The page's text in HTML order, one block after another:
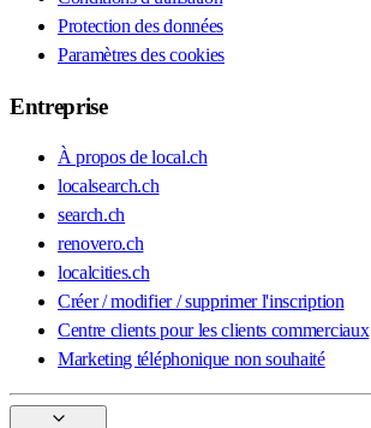
Protection des données
Paramètres des cookies
Entreprise
À propos de local.ch
localsearch.ch
search.ch
renovero.ch
localcities.ch
Créer / modifier / supprimer l'inscription
Centre clients pour les clients commerciaux
Marketing téléphonique non souhaité